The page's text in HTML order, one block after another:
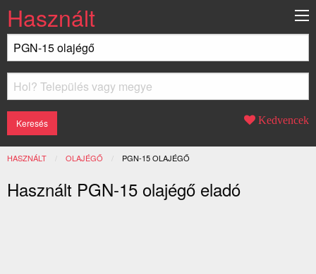
Használt
Kedvencek
HASZNÁLT OLAJÉGŐ JELENLEGI:
PGN-15 OLAJÉGŐ
Használt PGN-15 olajégő eladó